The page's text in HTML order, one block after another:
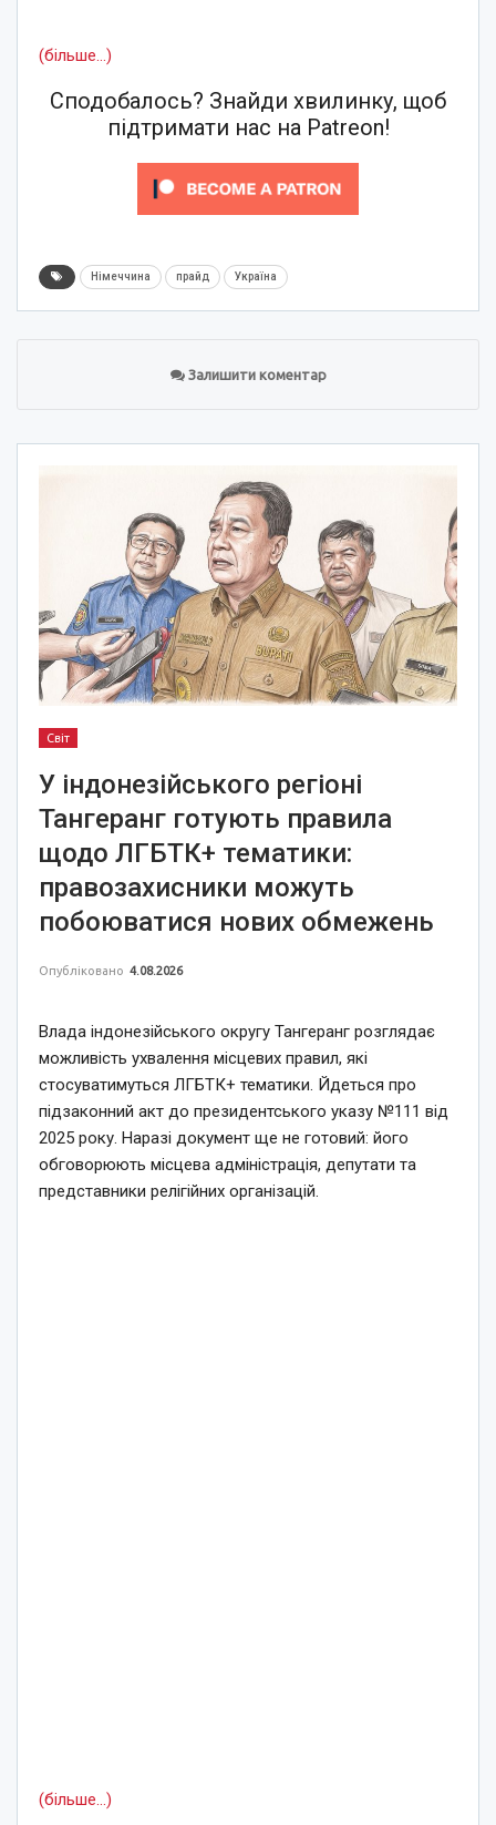
(більше…)
Сподобалось? Знайди хвилинку, щоб
підтримати нас на Patreon!
Німеччина прайд Україна
Залишити коментар
Світ
У індонезійського регіоні
Тангеранг готують правила
щодо ЛГБТК+ тематики:
правозахисники можуть
побоюватися нових обмежень
Опубліковано 4.08.2026
Влада індонезійського округу Тангеранг розглядає
можливість ухвалення місцевих правил, які
стосуватимуться ЛГБТК+ тематики. Йдеться про
підзаконний акт до президентського указу №111 від
2025 року. Наразі документ ще не готовий: його
обговорюють місцева адміністрація, депутати та
представники релігійних організацій.
(більше…)